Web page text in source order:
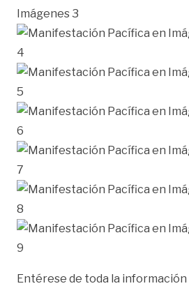
Entérese de toda la información